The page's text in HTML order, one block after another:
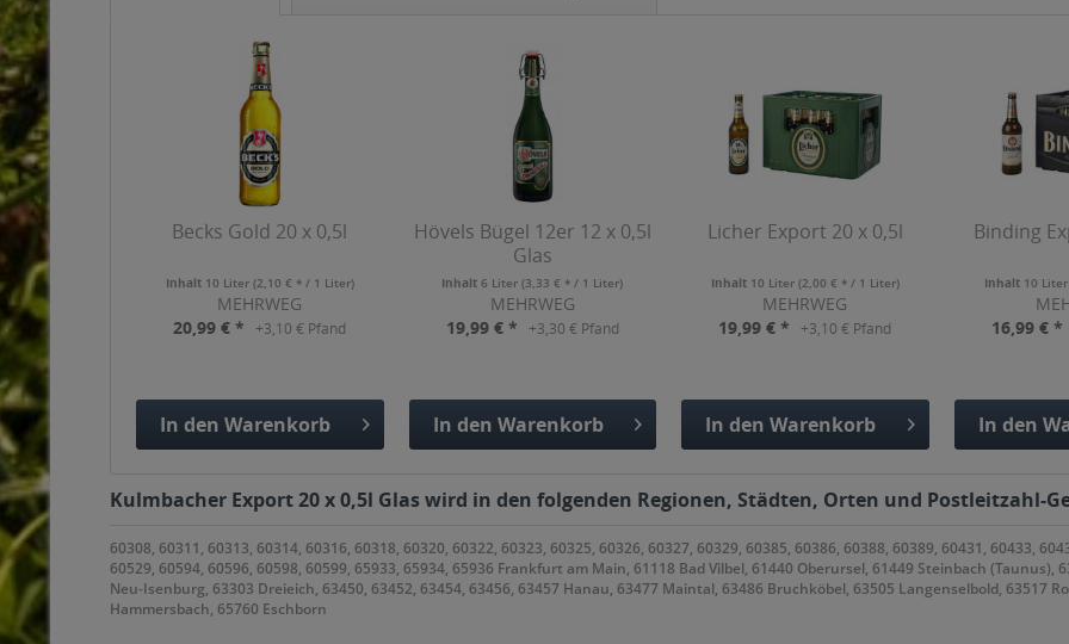
Becks Gold 20 x 0,5l
Inhalt 10 Liter (2,10 € * / 1 Liter)
MEHRWEG
20,99 € *
+3,10 € Pfand
In den Warenkorb
Hövels Bügel 12er 12 x 0,5l
Glas
Inhalt6 Liter(3,33 € * / 1 Liter)
MEHRWEG
19,99 € *
+3,30 € Pfand
In den Warenkorb
Licher Export 20 x 0,5l
Inhalt 10 Liter (2,00 € * / 1 Liter)
MEHRWEG
19,99 € *
+3,10 € Pfand
In den Warenkorb
Binding
Inhalt 10
16,99 € *
In den
Kulmbacher Export 20 x 0,5l Glas wird in den folgenden Regionen, Städten, Orten und Postleitzahl-
60308, 60311, 60313, 60314, 60316, 60318, 60320, 60322, 60323, 60325, 60326, 60327, 60329, 60385, 60386, 60388, 60389, 60431, 60433,
60529, 60594, 60596, 60598, 60599, 65933, 65934, 65936 Frankfurt am Main, 61118 Bad Vilbel, 61440 Oberursel, 61449 Steinbach (Taunus),
Neu-Isenburg, 63303 Dreieich, 63450, 63452, 63454, 63456, 63457 Hanau, 63477 Maintal, 63486 Bruchköbel, 63505 Langenselbold, 63517
Hammersbach, 65760 Eschborn